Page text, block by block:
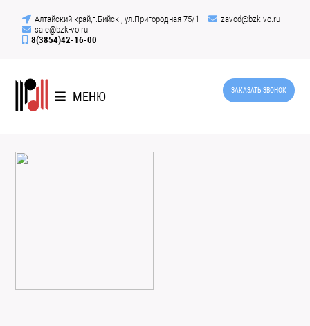
Алтайский край,г.Бийск , ул.Пригородная 75/1
zavod@bzk-vo.ru
sale@bzk-vo.ru
8(3854)42-16-00
МЕНЮ ЗАКАЗАТЬ ЗВОНОК